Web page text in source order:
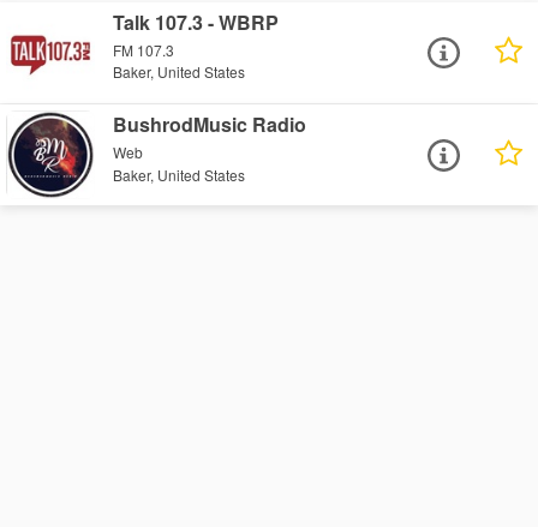
Talk 107.3 - WBRP
FM 107.3
Baker, United States
BushrodMusic Radio
Web
Baker, United States